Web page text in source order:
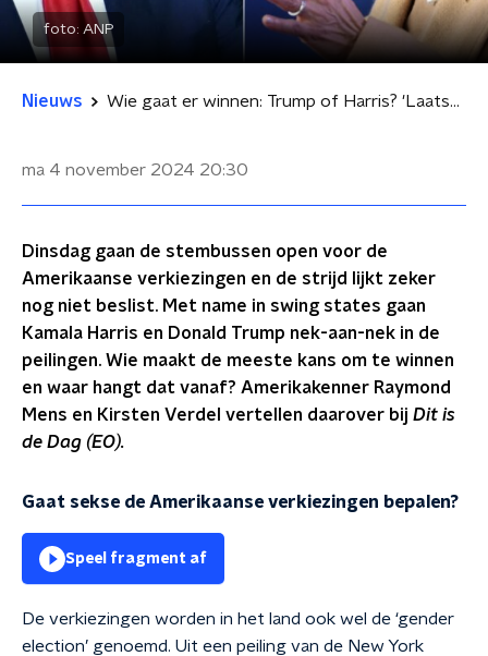
foto: ANP
Nieuws Wie gaat er winnen: Trump of Harris? 'Laatste dagen kunnen het verschil maken'
ma 4 november 2024 20:30
Dinsdag gaan de stembussen open voor de
Amerikaanse verkiezingen en de strijd lijkt zeker
nog niet beslist. Met name in swing states gaan
Kamala Harris en Donald Trump nek-aan-nek in de
peilingen. Wie maakt de meeste kans om te winnen
en waar hangt dat vanaf? Amerikakenner Raymond
Mens en Kirsten Verdel vertellen daarover bij Dit is
de Dag (EO).
Gaat sekse de Amerikaanse verkiezingen bepalen?
Speel fragment af
De verkiezingen worden in het land ook wel de ‘gender
election’ genoemd. Uit een peiling van de New York